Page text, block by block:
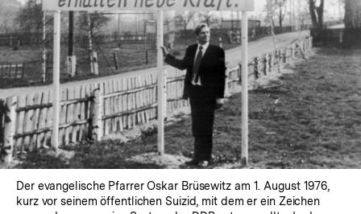
In
Lightbox
öffnen
Der evangelische Pfarrer Oskar Brüsewitz am 1. August 1976,
kurz vor seinem öffentlichen Suizid, mit dem er ein Zeichen